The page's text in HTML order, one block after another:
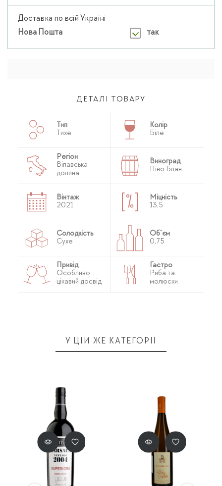
Доставка по всій Україні
Нова Пошта
так
ДЕТАЛІ ТОВАРУ
Тип
Тихе
Колір
Біле
Регіон
Віпавська
долина
Виноград
Піно Блан
Вінтаж
2021
Міцність
13,5
Солодкість
Сухе
Об`єм
0,75
Привід
Особливо
цікавий досвід
Гастро
Риба та
молюски
У ЦІЙ ЖЕ КАТЕГОРІЇ